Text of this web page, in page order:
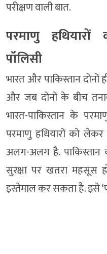
परीक्षण वाली बात.
परमाणु
पॉलिसी
भारत और पाकिस्तान दोनों
और जब दोनों के बीच
भारत-पाकिस्तान के
परमाणु हथियारों को
अलग-अलग है. पाकिस्तान
सुरक्षा पर खतरा महसूस
इस्तेमाल कर सकता है. इसे